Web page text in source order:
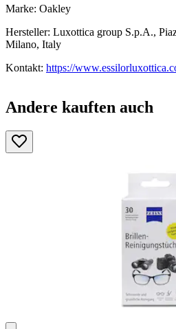
Marke: Oakley
Hersteller: Luxottica group S.p.A.,
Milano, Italy
Kontakt: https://
Andere kauften auch